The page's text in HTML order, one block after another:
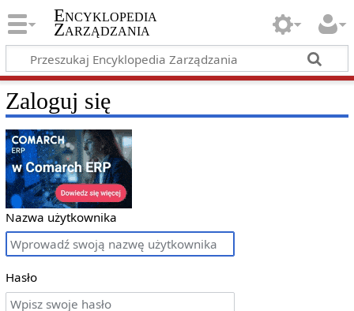
Encyklopedia
Zarządzania
Zaloguj się
Nazwa użytkownika
Hasło